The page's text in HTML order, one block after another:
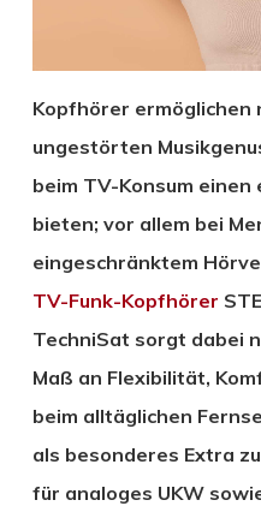
Kopfhörer ermöglichen
ungestörten
beim TV-Konsum
bieten; vor allem bei
eingeschränktem
TV-Funk-Kopfhörer
TechniSat sorgt dabei
Maß an Flexibilität,
beim alltäglichen
als besonderes Extra
für analoges UKW